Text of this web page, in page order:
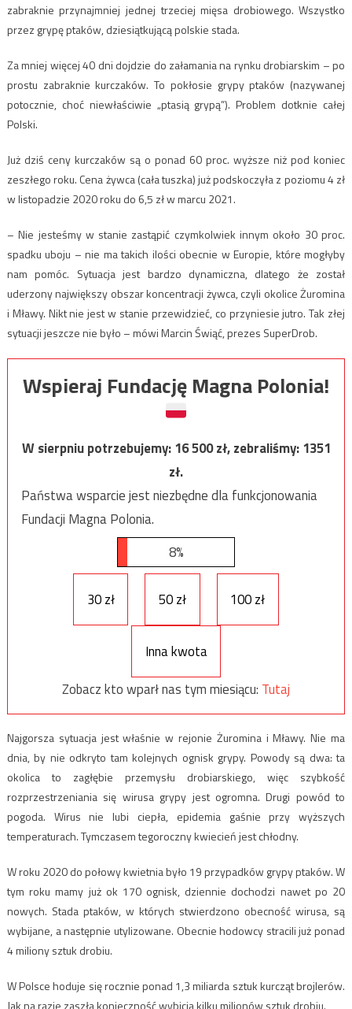
zabraknie przynajmniej jednej trzeciej mięsa drobiowego. Wszystko
przez grypę ptaków, dziesiątkującą polskie stada.
Za mniej więcej 40 dni dojdzie do załamania na rynku drobiarskim – po
prostu zabraknie kurczaków. To pokłosie grypy ptaków (nazywanej
potocznie, choć niewłaściwie „ptasią grypą”). Problem dotknie całej
Polski.
Już dziś ceny kurczaków są o ponad 60 proc. wyższe niż pod koniec
zeszłego roku. Cena żywca (cała tuszka) już podskoczyła z poziomu 4 zł
w listopadzie 2020 roku do 6,5 zł w marcu 2021.
– Nie jesteśmy w stanie zastąpić czymkolwiek innym około 30 proc.
spadku uboju – nie ma takich ilości obecnie w Europie, które mogłyby
nam pomóc. Sytuacja jest bardzo dynamiczna, dlatego że został
uderzony największy obszar koncentracji żywca, czyli okolice Żuromina
i Mławy. Nikt nie jest w stanie przewidzieć, co przyniesie jutro. Tak złej
sytuacji jeszcze nie było – mówi Marcin Świąć, prezes SuperDrob.
Wspieraj Fundację Magna Polonia!
W sierpniu potrzebujemy:16 500zł, zebraliśmy:1351
zł.
Państwa wsparcie jest niezbędne dla funkcjonowania
Fundacji Magna Polonia.
8%
30 zł 50 zł 100 zł
Inna kwota
Zobacz kto wparł nas tym miesiącu: Tutaj
Najgorsza sytuacja jest właśnie w rejonie Żuromina i Mławy. Nie ma
dnia, by nie odkryto tam kolejnych ognisk grypy. Powody są dwa: ta
okolica to zagłębie przemysłu drobiarskiego, więc szybkość
rozprzestrzeniania się wirusa grypy jest ogromna. Drugi powód to
pogoda. Wirus nie lubi ciepła, epidemia gaśnie przy wyższych
temperaturach. Tymczasem tegoroczny kwiecień jest chłodny.
W roku 2020 do połowy kwietnia było 19 przypadków grypy ptaków. W
tym roku mamy już ok 170 ognisk, dziennie dochodzi nawet po 20
nowych. Stada ptaków, w których stwierdzono obecność wirusa, są
wybijane, a następnie utylizowane. Obecnie hodowcy stracili już ponad
4 miliony sztuk drobiu.
W Polsce hoduje się rocznie ponad 1,3 miliarda sztuk kurcząt brojlerów.
Jak na razie zaszła konieczność wybicia kilku milionów sztuk drobiu.